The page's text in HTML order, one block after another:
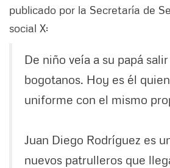
publicado por la Secretaría de
social X:
De niño veía a su papá
bogotanos. Hoy es él
uniforme con el mismo
Juan Diego Rodríguez es
nuevos patrulleros que